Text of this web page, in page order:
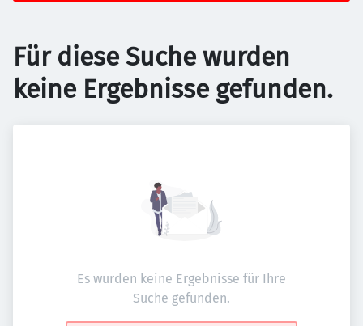
Für diese Suche wurden
keine Ergebnisse gefunden.
Es wurden keine Ergebnisse für Ihre
Suche gefunden.